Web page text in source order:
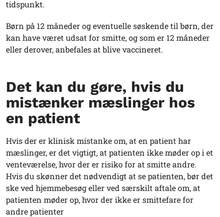
tidspunkt.
Børn på 12 måneder og eventuelle søskende til børn, der
kan have været udsat for smitte, og som er 12 måneder
eller derover, anbefales at blive vaccineret.
Det kan du gøre, hvis du
mistænker mæslinger hos
en patient
Hvis der er klinisk mistanke om, at en patient har
mæslinger, er det vigtigt, at patienten ikke møder op i et
venteværelse, hvor der er risiko for at smitte andre.
Hvis du skønner det nødvendigt at se patienten, bør det
ske ved hjemmebesøg eller ved særskilt aftale om, at
patienten møder op, hvor der ikke er smittefare for
andre patienter